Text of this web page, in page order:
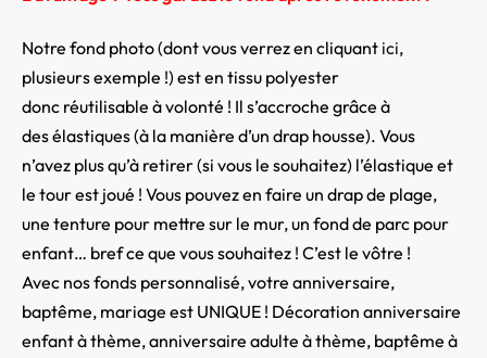
Notre fond photo (dont vous verrez en cliquant ici,
plusieurs exemple !) est en tissu polyester
donc réutilisable à volonté ! Il s’accroche grâce à
des élastiques (à la manière d’un drap housse). Vous
n’avez plus qu’à retirer (si vous le souhaitez) l’élastique et
le tour est joué ! Vous pouvez en faire un drap de plage,
une tenture pour mettre sur le mur, un fond de parc pour
enfant… bref ce que vous souhaitez ! C’est le vôtre !
Avec nos fonds personnalisé, votre anniversaire,
baptême, mariage est UNIQUE ! Décoration anniversaire
enfant à thème, anniversaire adulte à thème, baptême à